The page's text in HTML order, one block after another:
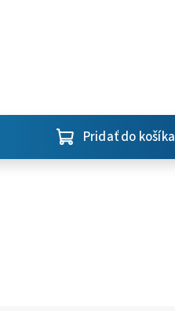
Pridať do košíka